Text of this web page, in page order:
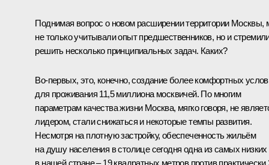
Поднимая вопрос о новом расширении территории Москвы,
не только учитывали опыт предшественников, но и
решить несколько принципиальных задач. Каких?
Во‑первых, это, конечно, создание более комфортных
для проживания 11,5 миллиона москвичей. По многим
параметрам качества жизни Москва, мягко говоря, не
лидером, стали снижаться и некоторые темпы развития.
Несмотря на плотную застройку, обеспеченность жильём
на душу населения в столице сегодня одна из самых низких
в нашей стране – 19 квадратных метров против практически